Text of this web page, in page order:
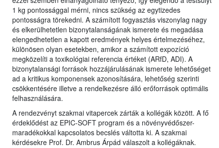
1 kg pontossággal mérni, nincs szükség az egytizedes
pontosságra törekedni. A számított fogyasztás viszonylag nagy
és elkerülhetetlen bizonytalanságának ismerete és megadása
elengedhetetlen a kapott eredmények helyes értelmezéséhez,
különösen olyan esetekben, amikor a számított expozíció
megközelíti a toxikológiai referencia értéket (ARfD, ADI). A
bizonytalansági források hozzájárulásának ismerete lehetőséget
ad a kritikus komponensek azonosítására, lehetőség szerinti
csökkentésére illetve a rendelkezésre álló erőforrások optimális
felhasználására.
A rendezvényt szakmai vitapercek zárták a kollégák között. A fő
érdeklődést az EPIC-SOFT program és a növényvédőszer-
maradékokkal kapcsolatos becslés váltotta ki. A szakmai
kérdésekre Prof. Dr. Ambrus Árpád válaszolt a kollégáknak.